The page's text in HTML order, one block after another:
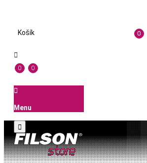
Košík 0

0 0

Menu
